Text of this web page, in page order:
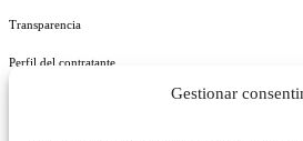
Gestionar
Transparencia
Perfil del contratante